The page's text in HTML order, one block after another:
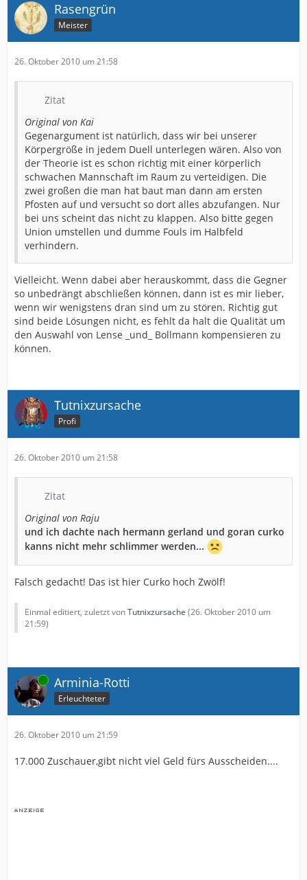
Rasengrün
Meister
26. Oktober 2010 um 21:58
Zitat
Original von Kai
Gegenargument ist natürlich, dass wir bei unserer
Körpergröße in jedem Duell unterlegen wären. Also von
der Theorie ist es schon richtig mit einer körperlich
schwachen Mannschaft im Raum zu verteidigen. Die
zwei großen die man hat baut man dann am ersten
Pfosten auf und versucht so dort alles abzufangen. Nur
bei uns scheint das nicht zu klappen. Also bitte gegen
Union umstellen und dumme Fouls im Halbfeld
verhindern.
Vielleicht. Wenn dabei aber herauskommt, dass die Gegner
so unbedrängt abschließen können, dann ist es mir lieber,
wenn wir wenigstens dran sind um zu stören. Richtig gut
sind beide Lösungen nicht, es fehlt da halt die Qualität um
den Auswahl von Lense _und_ Bollmann kompensieren zu
können.
Tutnixzursache
Profi
26. Oktober 2010 um 21:58
Zitat
Original von Raju
und ich dachte nach hermann gerland und goran curko
kanns nicht mehr schlimmer werden...
Falsch gedacht! Das ist hier Curko hoch Zwölf!
Einmal editiert, zuletzt vonTutnixzursache (26. Oktober 2010 um
21:59)
Online Arminia-Rotti
Erleuchteter
26. Oktober 2010 um 21:59
17.000 Zuschauer,gibt nicht viel Geld fürs Ausscheiden....